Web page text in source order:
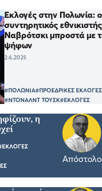
Εκλογές στην Πολωνία: ο
συντηρητικός εθνικιστής
Ναβρότσκι μπροστά με
ψήφων
2.6.2025
#ΠΟΛΩΝΙΑ#ΠΡΟΕΔΡΙΚΕΣ ΕΚΛΟΓΕΣ
#ΝΤΟΝΑΛΝΤ ΤΟΥΣΚ#ΕΚΛΟΓΕΣ
η